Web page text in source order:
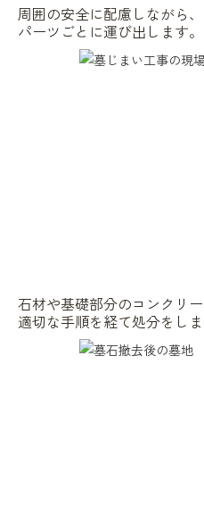
周囲の安全に配慮しながら
パーツごとに運び出します。
石材や基礎部分のコンクリ
適切な手順を経て処分をしま